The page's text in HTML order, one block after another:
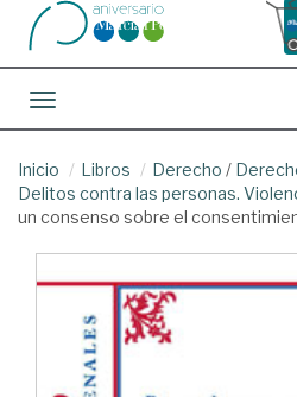
Toggle navigation
Inicio Libros Derecho /
Delitos contra las personas.
un consenso sobre el